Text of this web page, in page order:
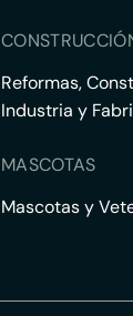
Reformas,
Industria y
MASCOTAS
Mascotas y